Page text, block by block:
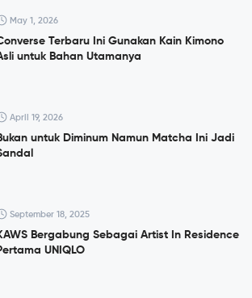
May 1, 2026
Terbaru Ini Gunakan Kain Kimono
untuk Bahan Utamanya
April 19, 2026
untuk Diminum Namun Matcha Ini Jadi
September 18, 2025
Bergabung Sebagai Artist In Residence
UNIQLO